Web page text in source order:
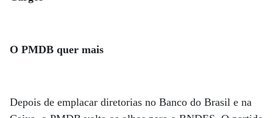
O PMDB quer mais
Depois de emplacar diretorias no Banco do Brasil e na